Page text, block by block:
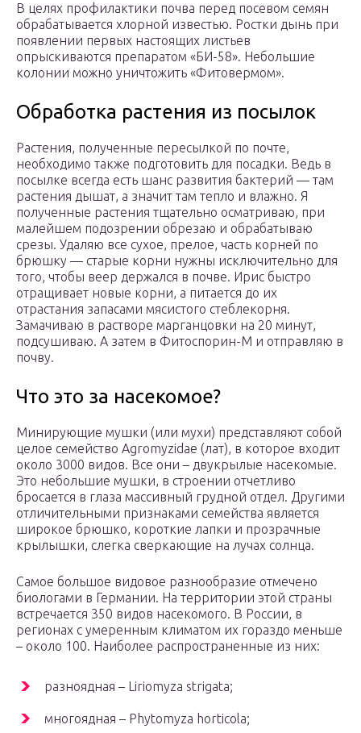
В целях профилактики почва перед посевом семян
обрабатывается хлорной известью. Ростки дынь при
появлении первых настоящих листьев
опрыскиваются препаратом «БИ-58». Небольшие
колонии можно уничтожить «Фитовермом».
Обработка растения из посылок
Растения, полученные пересылкой по почте,
необходимо также подготовить для посадки. Ведь в
посылке всегда есть шанс развития бактерий — там
растения дышат, а значит там тепло и влажно. Я
полученные растения тщательно осматриваю, при
малейшем подозрении обрезаю и обрабатываю
срезы. Удаляю все сухое, прелое, часть корней по
брюшку — старые корни нужны исключительно для
того, чтобы веер держался в почве. Ирис быстро
отращивает новые корни, а питается до их
отрастания запасами мясистого стеблекорня.
Замачиваю в растворе марганцовки на 20 минут,
подсушиваю. А затем в Фитоспорин-М и отправляю в
почву.
Что это за насекомое?
Минирующие мушки (или мухи) представляют собой
целое семейство Agromyzidae (лат), в которое входит
около 3000 видов. Все они – двукрылые насекомые.
Это небольшие мушки, в строении отчетливо
бросается в глаза массивный грудной отдел. Другими
отличительными признаками семейства является
широкое брюшко, короткие лапки и прозрачные
крылышки, слегка сверкающие на лучах солнца.
Самое большое видовое разнообразие отмечено
биологами в Германии. На территории этой страны
встречается 350 видов насекомого. В России, в
регионах с умеренным климатом их гораздо меньше
– около 100. Наиболее распространенные из них:
разноядная – Liriomyza strigata;
многоядная – Phytomyza horticola;